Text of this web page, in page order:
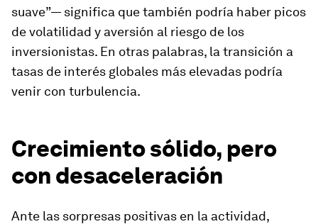
suave”— significa que también podría haber picos
de volatilidad y aversión al riesgo de los
inversionistas. En otras palabras, la transición a
tasas de interés globales más elevadas podría
venir con turbulencia.
Crecimiento sólido, pero
con desaceleración
Ante las sorpresas positivas en la actividad,